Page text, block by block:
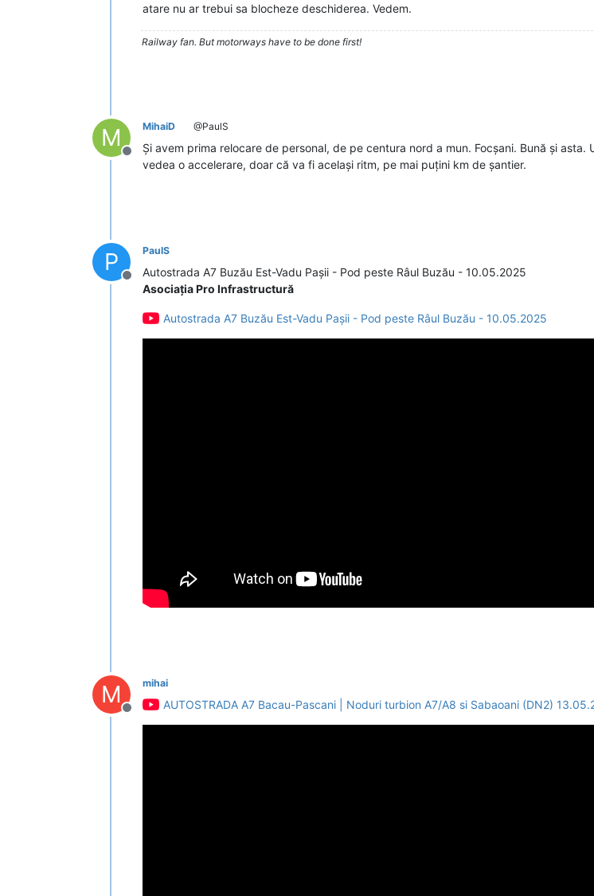
atare nu ar trebui sa blocheze deschiderea. Vedem.
Railway fan. But motorways have to be done first!
M
Deconectat
MihaiD @PaulS
Și avem prima relocare de personal, de pe centura nord a mun. Focșani. Bună și asta.
vedea o accelerare, doar că va fi același ritm, pe mai puțini km de șantier.
P
Deconectat
PaulS
Autostrada A7 Buzău Est-Vadu Pașii - Pod peste Râul Buzău - 10.05.2025
Asociația Pro Infrastructură
Autostrada A7 Buzău Est-Vadu Pașii - Pod peste Râul Buzău - 10.05.2025
M
Deconectat
mihai
AUTOSTRADA A7 Bacau-Pascani | Noduri turbion A7/A8 si Sabaoani (DN2)